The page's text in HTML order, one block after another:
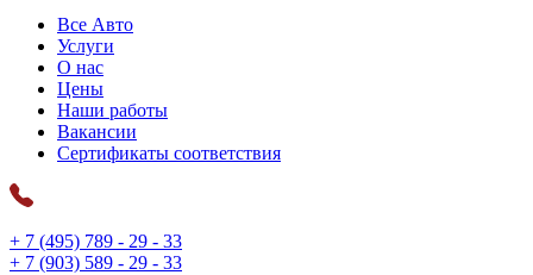
Все Авто
Услуги
О нас
Цены
Наши работы
Вакансии
Сертификаты соответствия
+ 7 (495) 789 - 29 - 33
+ 7 (903) 589 - 29 - 33